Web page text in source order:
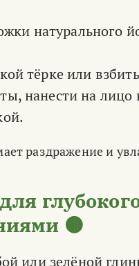
натурального
тёрке или
нанести на лицо
раздражение и
🟤
или зелёной